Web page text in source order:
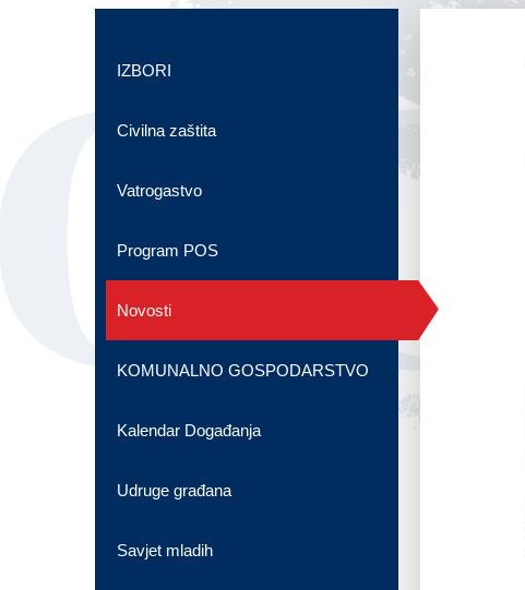
IZBORI
Civilna zaštita
Vatrogastvo
Program POS
Novosti
KOMUNALNO GOSPODARSTVO
Kalendar Događanja
Udruge građana
Savjet mladih